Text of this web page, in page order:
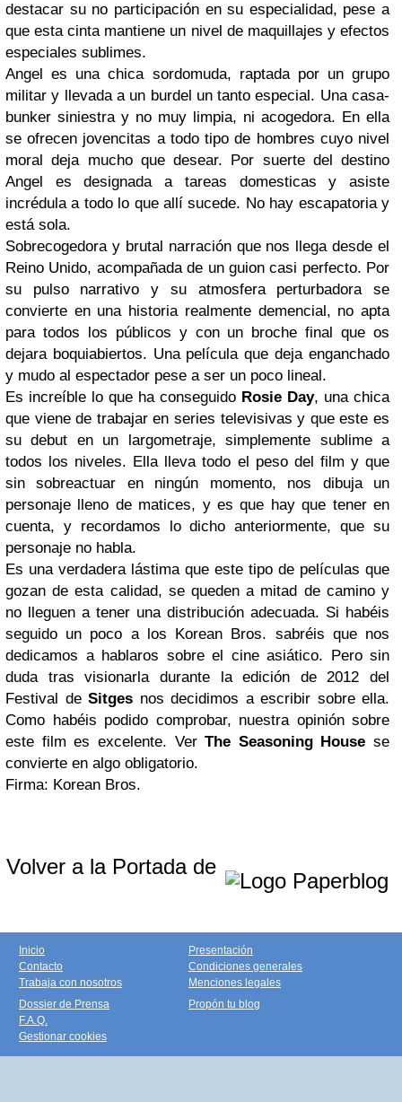
destacar su no participación en su especialidad, pese a
que esta cinta mantiene un nivel de maquillajes y efectos
especiales sublimes.
Angel es una chica sordomuda, raptada por un grupo
militar y llevada a un burdel un tanto especial. Una casa-
bunker siniestra y no muy limpia, ni acogedora. En ella
se ofrecen jovencitas a todo tipo de hombres cuyo nivel
moral deja mucho que desear. Por suerte del destino
Angel es designada a tareas domesticas y asiste
incrédula a todo lo que allí sucede. No hay escapatoria y
está sola.
Sobrecogedora y brutal narración que nos llega desde el
Reino Unido, acompañada de un guion casi perfecto. Por
su pulso narrativo y su atmosfera perturbadora se
convierte en una historia realmente demencial, no apta
para todos los públicos y con un broche final que os
dejara boquiabiertos. Una película que deja enganchado
y mudo al espectador pese a ser un poco lineal.
Es increíble lo que ha conseguido Rosie Day, una chica
que viene de trabajar en series televisivas y que este es
su debut en un largometraje, simplemente sublime a
todos los niveles. Ella lleva todo el peso del film y que
sin sobreactuar en ningún momento, nos dibuja un
personaje lleno de matices, y es que hay que tener en
cuenta, y recordamos lo dicho anteriormente, que su
personaje no habla.
Es una verdadera lástima que este tipo de películas que
gozan de esta calidad, se queden a mitad de camino y
no lleguen a tener una distribución adecuada. Si habéis
seguido un poco a los Korean Bros. sabréis que nos
dedicamos a hablaros sobre el cine asiático. Pero sin
duda tras visionarla durante la edición de 2012 del
Festival de Sitges nos decidimos a escribir sobre ella.
Como habéis podido comprobar, nuestra opinión sobre
este film es excelente. VerThe Seasoning House se
convierte en algo obligatorio.
Firma: Korean Bros.
Volver a la Portada de
Inicio
Contacto
Trabaja con nosotros
Presentación
Condiciones generales
Menciones legales
Dossier de Prensa
F.A.Q.
Gestionar cookies
Propón tu blog